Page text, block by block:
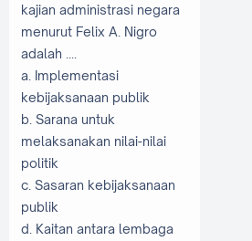
kajian administrasi negara
menurut Felix A. Nigro
adalah ....
a. Implementasi
kebijaksanaan publik
b. Sarana untuk
melaksanakan nilai-nilai
politik
c. Sasaran kebijaksanaan
publik
d. Kaitan antara lembaga